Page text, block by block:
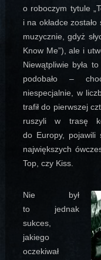
o roboczym tytule
i na okładce
muzycznie, gdyż
Know Me”), ale i
Niewątpliwie była
podobało –
niespecjalnie, w
trafił do pierwszej
ruszyli w trasę
do Europy, pojawili
największych
Top, czy Kiss.
Nie był
to jednak
sukces,
jakiego
oczekiwał